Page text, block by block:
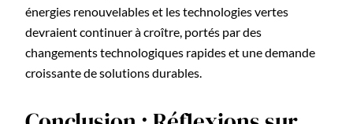
énergies renouvelables et les technologies vertes
devraient continuer à croître, portés par des
changements technologiques rapides et une demande
croissante de solutions durables.